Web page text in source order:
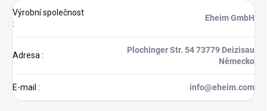
Výrobní společnost
:
Eheim GmbH
Adresa :
Plochinger Str. 54 73779 Deizisau
Německo
E-mail : info@eheim.com